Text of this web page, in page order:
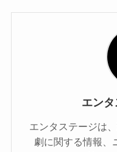
エン
エンタステージは
劇に関する情報、